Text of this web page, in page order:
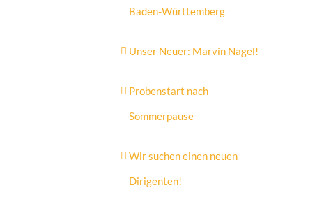
Baden-Württemberg
Unser Neuer: Marvin Nagel!
Probenstart nach
Sommerpause
Wir suchen einen neuen
Dirigenten!